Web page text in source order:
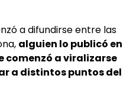
a difundirse entre las
alguien lo publicó en
comenzó a viralizarse
a distintos puntos del